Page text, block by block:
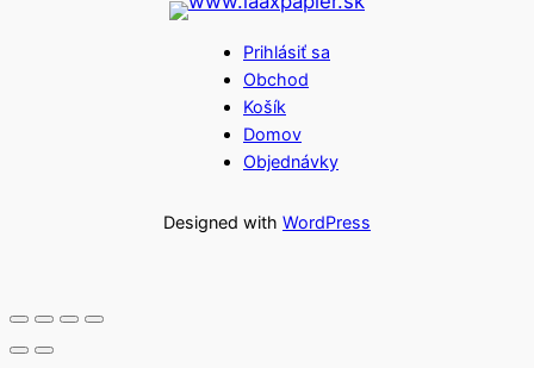
Prihlásiť sa
Obchod
Košík
Domov
Objednávky
Designed with WordPress